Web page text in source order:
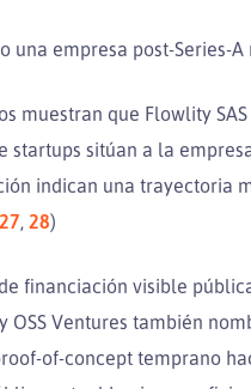
una empresa post-Series-
muestran que Flowlity
startups sitúan a la
indican una trayectoria
27, 28)
financiación visible
OSS Ventures también
of-concept temprano